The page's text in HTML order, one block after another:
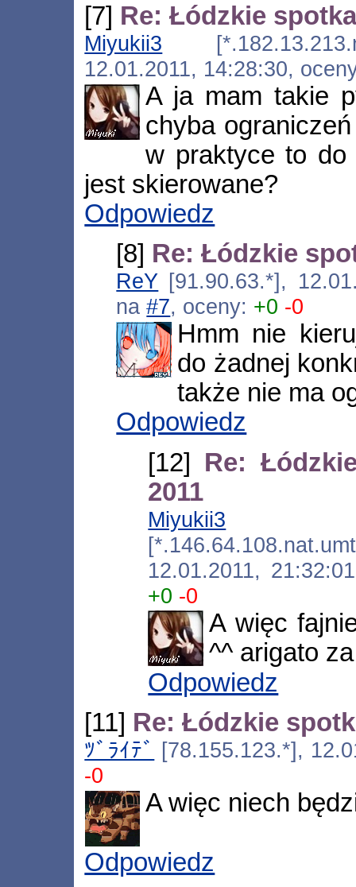
[7] Re: Łódzkie
Miyukii3
12.01.2011, 14:28:30,
A ja mam takie
chyba
w praktyce to
jest skierowane?
Odpowiedz
[8] Re: Łódzkie
ReY [91.90.63.*],
na#7, oceny: +0 -0
Hmm nie
do żadnej
także nie ma
Odpowiedz
[12] Re:
2011
Miyukii3
12.01.2011,
+0 -0
A więc
^^ arigato
Odpowiedz
[11] Re: Łódzkie
ﾂﾞﾗｲﾃﾞ [78.155.123.*],
-0
A więc niech
Odpowiedz